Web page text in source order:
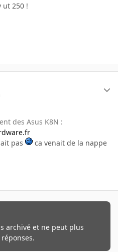
ut 250 !
des Asus K8N :
pas
ca venait de la nappe
archivé et ne peut plus